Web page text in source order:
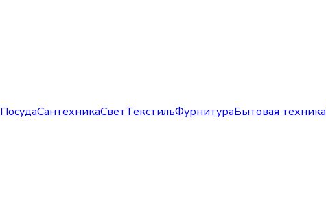
ПосудаСантехникаСветТекстильФурнитураБытовая техника